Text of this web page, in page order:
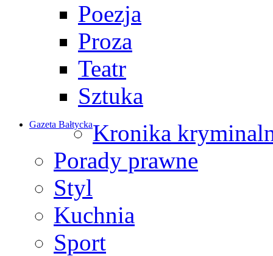
Poezja
Proza
Teatr
Sztuka
Gazeta BałtyckaKronika
Porady prawne
Styl
Kuchnia
Sport